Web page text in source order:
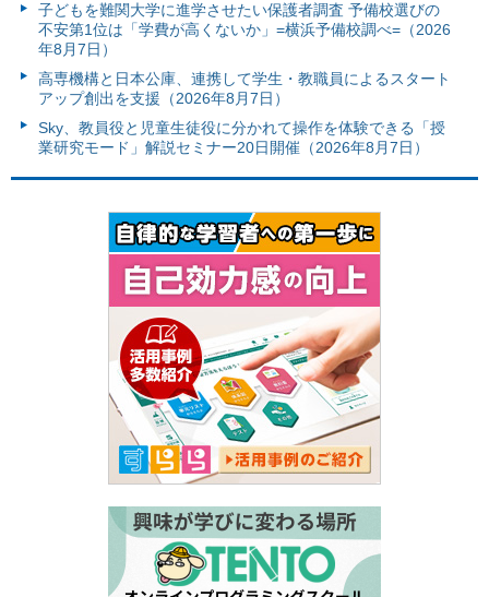
子どもを難関大学に進学させたい保護者調査 予備校選びの
不安第1位は「学費が高くないか」=横浜予備校調べ=（2026
年8月7日）
高専機構と日本公庫、連携して学生・教職員によるスタート
アップ創出を支援（2026年8月7日）
Sky、教員役と児童生徒役に分かれて操作を体験できる「授
業研究モード」解説セミナー20日開催（2026年8月7日）